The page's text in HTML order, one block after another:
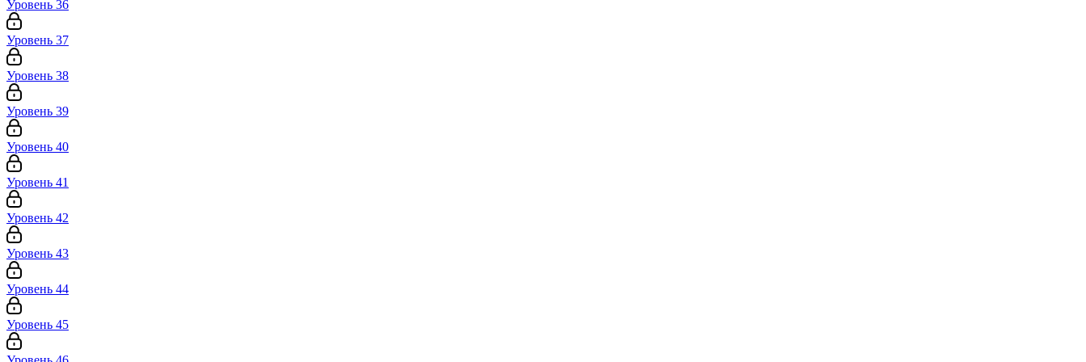
Уровень 36
Уровень 37
Уровень 38
Уровень 39
Уровень 40
Уровень 41
Уровень 42
Уровень 43
Уровень 44
Уровень 45